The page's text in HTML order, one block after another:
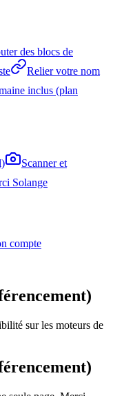
des blocs de
Relier votre nom
inclus (plan
Scanner et
Solange
compte
sur les moteurs de